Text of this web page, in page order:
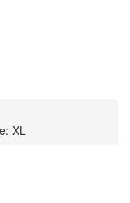
XL